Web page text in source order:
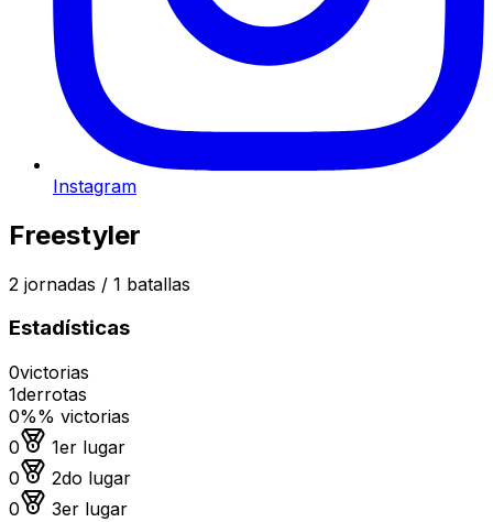
Instagram
Freestyler
2 jornadas / 1 batallas
Estadísticas
0victorias
1derrotas
0%% victorias
0
Medalla de oro
1er lugar
0
Medalla de plata
2do lugar
0
Medalla de bronce
3er lugar